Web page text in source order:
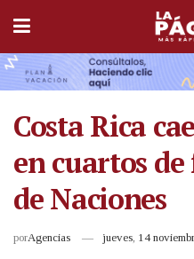
Costa Rica
en cuartos
de Naciones
porAgencias jueves, 14